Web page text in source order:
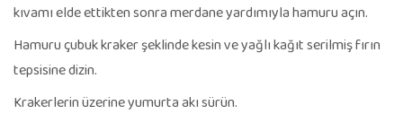
kıvamı elde ettikten sonra merdane yardımıyla hamuru açın.
Hamuru çubuk kraker şeklinde kesin ve yağlı kağıt serilmiş fırın
tepsisine dizin.
Krakerlerin üzerine yumurta akı sürün.